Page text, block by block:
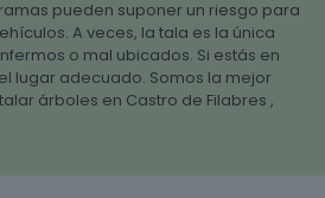
pueden suponer un riesgo para
A veces, la tala es la única
o mal ubicados. Si estás en
lugar adecuado. Somos la mejor
árboles en Castro de Filabres ,